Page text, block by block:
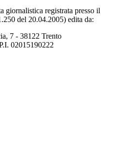
giornalistica registrata presso il
del 20.04.2005) edita da:
7 - 38122 Trento
02015190222